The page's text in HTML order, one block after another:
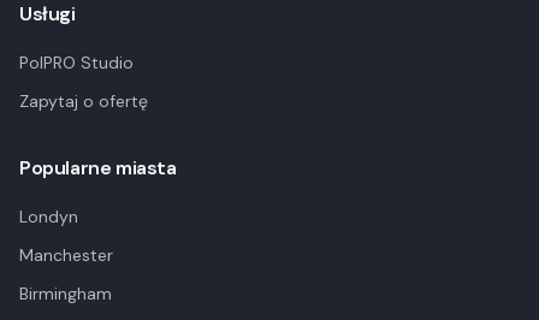
Usługi
PolPRO Studio
Zapytaj o ofertę
Popularne miasta
Londyn
Manchester
Birmingham